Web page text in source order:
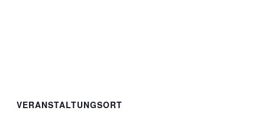
VERANSTALTUNGSORT